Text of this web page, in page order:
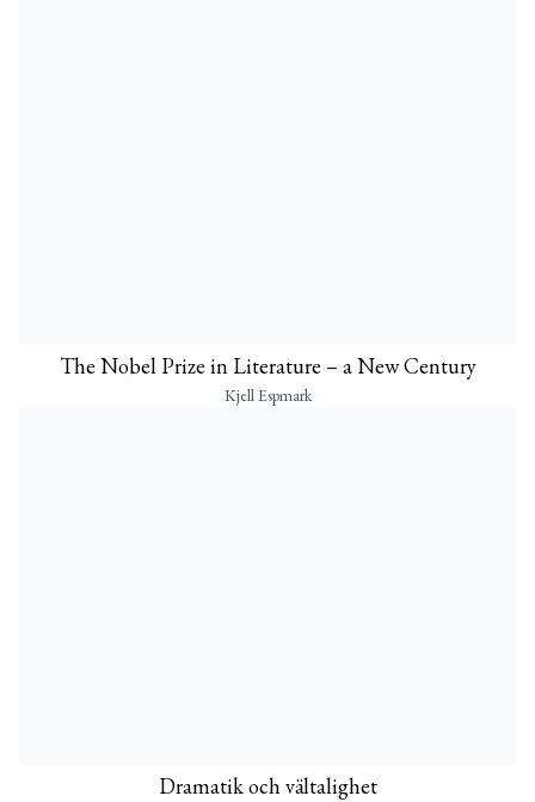
The Nobel Prize in Literature – a New Century
Kjell Espmark
Dramatik och vältalighet